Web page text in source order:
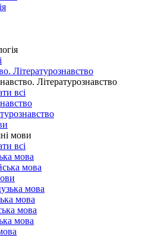
Літературознавство
Літературознавство
всі
мови
всі
мова
мова
мова
мова
мова
мова